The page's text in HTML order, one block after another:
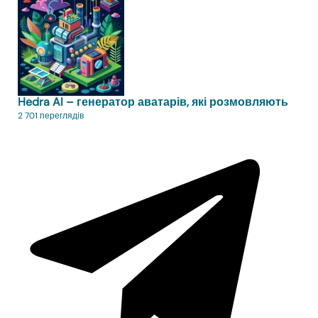
Hedra AI – генератор аватарів, які розмовляють
2 701 переглядів